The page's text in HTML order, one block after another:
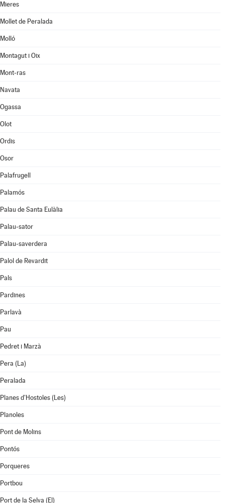
Mieres
Mollet de Peralada
Molló
Montagut i Oix
Mont-ras
Navata
Ogassa
Olot
Ordis
Osor
Palafrugell
Palamós
Palau de Santa Eulàlia
Palau-sator
Palau-saverdera
Palol de Revardit
Pals
Pardines
Parlavà
Pau
Pedret i Marzà
Pera (La)
Peralada
Planes d'Hostoles (Les)
Planoles
Pont de Molins
Pontós
Porqueres
Portbou
Port de la Selva (El)